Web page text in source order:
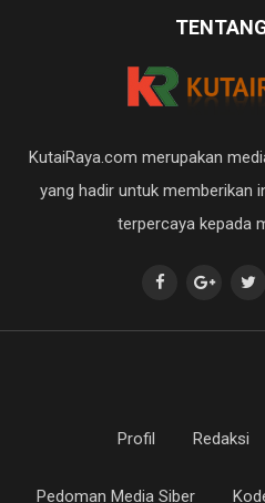
KutaiRaya.com merupakan
yang hadir untuk memberikan
terpercaya kepada
Profil Redaksi
Pedoman Media Siber